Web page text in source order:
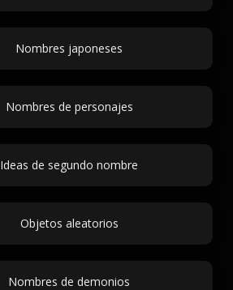
Nombres japoneses
Nombres de personajes
Ideas de segundo nombre
Objetos aleatorios
Nombres de demonios